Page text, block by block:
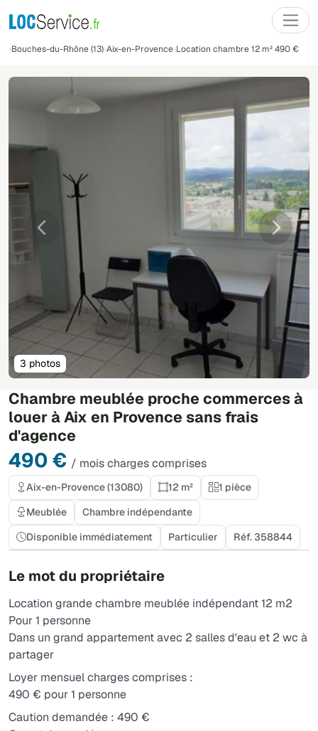
Bouches-du-Rhône (13) Aix-en-Provence Location chambre 12 m² 490 €
Chambre meublée proche commerces à
louer à Aix en Provence sans frais
d'agence
490 € / mois charges comprises
Précédente
3 photos
Aix-en-Provence (13080) 12 m²
1 pièce
Meublée
Chambre indépendante
Disponible immédiatement
Particulier Réf. 358844
Le mot du propriétaire
Location grande chambre meublée indépendant 12 m2
Pour 1 personne
Dans un grand appartement avec 2 salles d'eau et 2 wc à
partager
Loyer mensuel charges comprises :
490 € pour 1 personne
Caution demandée : 490 €